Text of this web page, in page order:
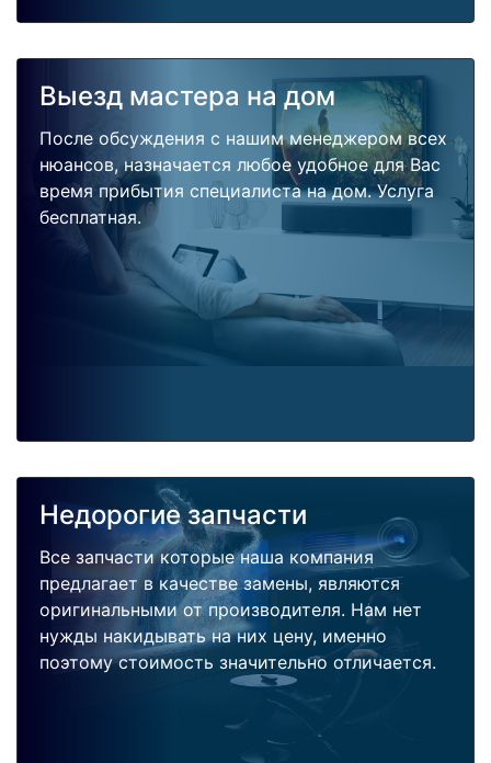
Выезд мастера на дом
После обсуждения с нашим менеджером всех
нюансов, назначается любое удобное для Вас
время прибытия специалиста на дом. Услуга
бесплатная.
Недорогие запчасти
Все запчасти которые наша компания
предлагает в качестве замены, являются
оригинальными от производителя. Нам нет
нужды накидывать на них цену, именно
поэтому стоимость значительно отличается.